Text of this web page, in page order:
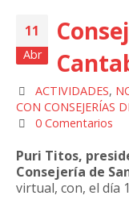
11
Abr
ACTIVIDADES,
CON CONSEJERÍAS
0 Comentarios
Puri Titos,
Consejería de
virtual, con, el día